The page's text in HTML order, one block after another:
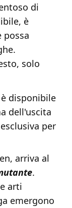
di
è
possa
solo
è disponibile
dell'uscita
per
arriva al
.
arti
emergono